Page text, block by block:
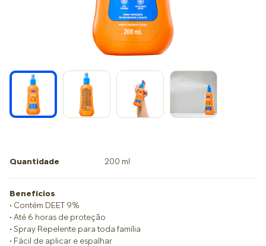
Quantidade 200 ml
Benefícios
• Contém DEET 9%
• Até 6 horas de proteção
• Spray Repelente para toda família
• Fácil de aplicar e espalhar